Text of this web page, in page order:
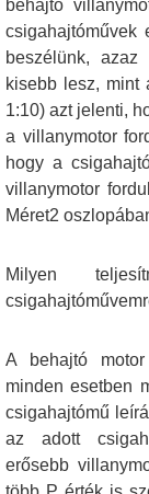
behajtó
csigahajtóművek
beszélünk,
kisebb lesz, mint
1:10) azt jelenti,
a villanymotor
hogy a
villanymotor
Méret2
Milyen
A behajtó motor
minden esetben
csigahajtómű
az adott
erősebb